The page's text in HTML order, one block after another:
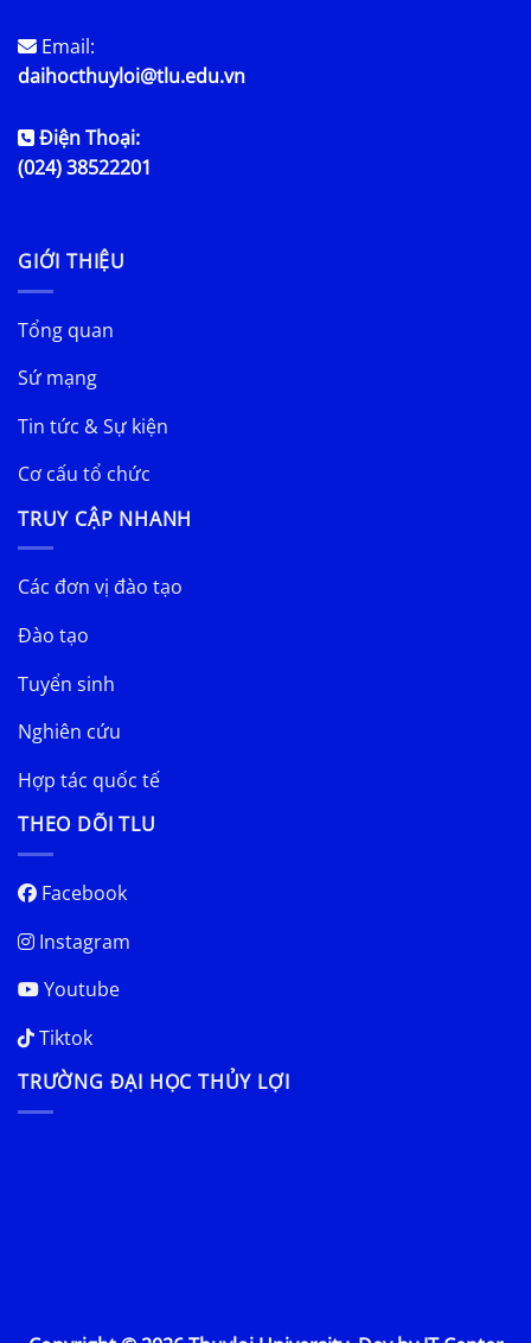
Email:
daihocthuyloi@tlu.edu.vn
Điện Thoại:
(024) 38522201
GIỚI THIỆU
Tổng quan
Sứ mạng
Tin tức & Sự kiện
Cơ cấu tổ chức
TRUY CẬP NHANH
Các đơn vị đào tạo
Đào tạo
Tuyển sinh
Nghiên cứu
Hợp tác quốc tế
THEO DÕI TLU
Facebook
Instagram
Youtube
Tiktok
TRƯỜNG ĐẠI HỌC THỦY LỢI